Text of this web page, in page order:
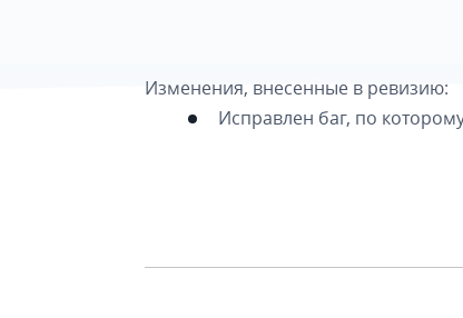
Изменения, внесенные в ревизию:
Исправлен баг, по